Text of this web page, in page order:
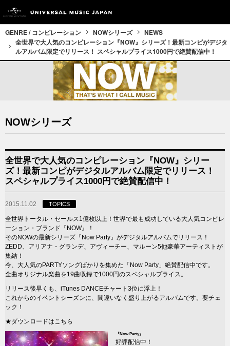
GENRE / コンピレーション NOWシリーズ
NEWS
全世界で大人気のコンピレーション『NOW』シリーズ！最新コンピがデジタ
ルアルバム限定でリリース！ スペシャルプライス1000円で絶賛配信中！
NOWシリーズ
全世界で大人気のコンピレーション『NOW』シリー
ズ！最新コンピがデジタルアルバム限定でリリース！
スペシャルプライス1000円で絶賛配信中！
2015.11.02 TOPICS
全世界トータル・セールス1億枚以上！世界で最も成功している大人気コンピレ
ーション・ブランド『NOW』！
そのNOWの最新シリーズ『Now Party』がデジタルアルバムでリリース！
ZEDD、アリアナ・グランデ、アヴィーチー、マルーン5他豪華アーティストが
集結！
今、大人気のPARTYソングばかりを集めた「Now Party」絶賛配信中です。
全曲オリジナル楽曲を19曲収録で1000円のスペシャルプライス。
リリース後早くも、iTunes DANCEチャート3位に浮上！
これからのイベントシーズンに、間違いなく盛り上がるアルバムです。要チェ
ック！
★ダウンロードはこちら
『Now Party』
好評配信中！